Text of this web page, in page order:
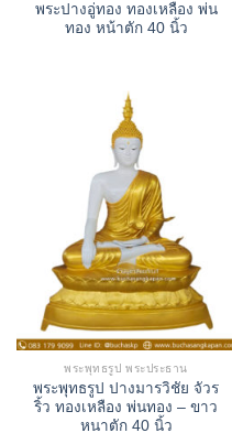
พระปางอู่ทอง ทองเหลือง พ่น
ทอง หน้าตัก 40 นิ้ว
พระพุทธรูป พระประธาน
พระพุทธรูป ปางมารวิชัย จัวร
ริ้ว ทองเหลือง พ่นทอง – ขาว
หนาตัก 40 นิ้ว